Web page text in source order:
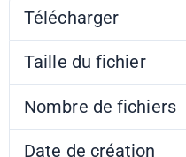
Télécharger
Taille du fichier
Nombre de fichiers
Date de création